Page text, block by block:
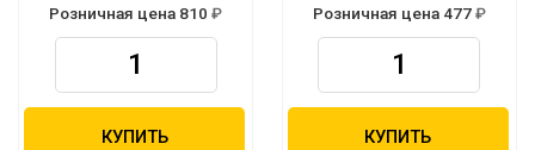
Розничная цена 810
КУПИТЬ
Розничная цена 477
КУПИТЬ